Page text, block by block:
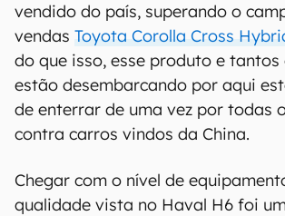
vendido do país, superando o
vendas Toyota Corolla Cross
do que isso, esse produto e
estão desembarcando por aqui
de enterrar de uma vez por todas
contra carros vindos da China.
Chegar com o nível de
qualidade vista no Haval H6 foi